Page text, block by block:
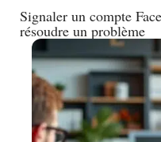
Signaler un compte
résoudre un problème